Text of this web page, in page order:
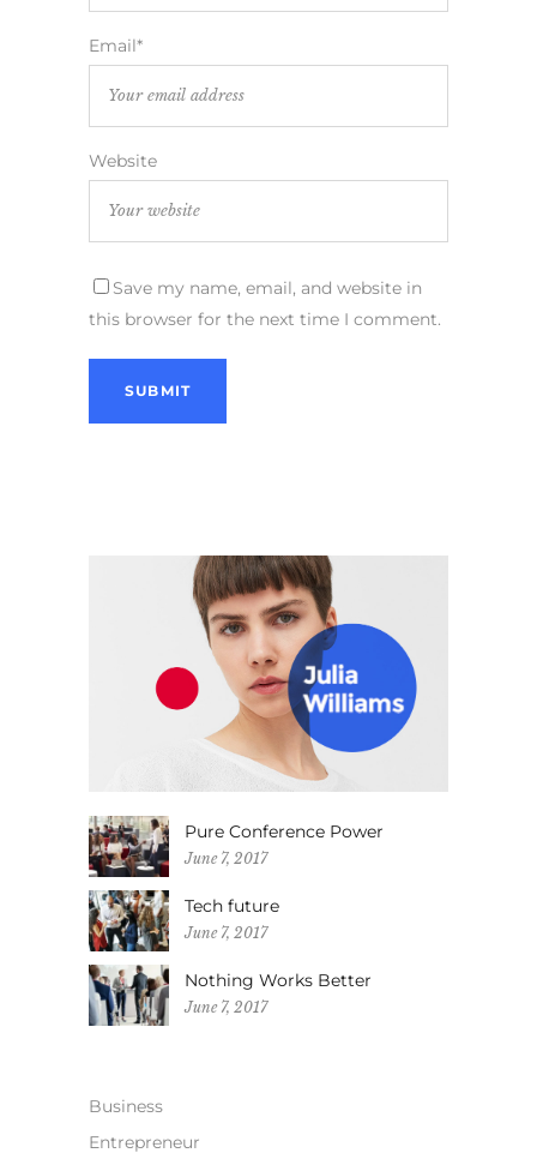
Email*
Website
Save my name, email, and website in
this browser for the next time I comment.
Pure Conference Power
June 7, 2017
Tech future
June 7, 2017
Nothing Works Better
June 7, 2017
Business
Entrepreneur